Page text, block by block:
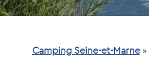
Camping Seine-et-Marne»